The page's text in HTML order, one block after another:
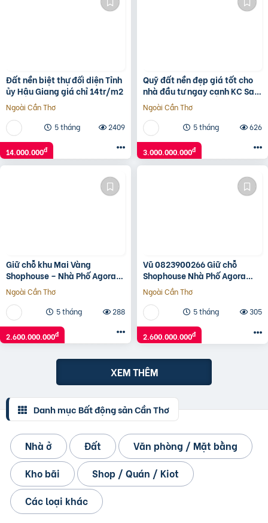
Đất nền biệt thự đối diện Tỉnh
ủy Hậu Giang giá chỉ 14tr/m2
Ngoài Cần Thơ
5 tháng
2409
14.000.000đ
Quỹ đất nền đẹp giá tốt cho
nhà đầu tư ngay cạnh KC Sam
Sung. Tiềm năng sinh lời vượt
trội.
Ngoài Cần Thơ
5 tháng
626
3.000.000.000đ
Giữ chỗ khu Mai Vàng
Shophouse – Nhà Phố Agora
City 6×18, ngay TT Hành
Chính hiện hữu: 0938230002
Ngoài Cần Thơ
5 tháng
288
2.600.000.000đ
Vũ 0823900266 Giữ chỗ
Shophouse Nhà Phố Agora
City 6×18, khu mới TT Hành
Chính hiện hữu: 2.6 Tỷ (V)
Ngoài Cần Thơ
5 tháng
305
2.600.000.000đ
XEM THÊM
Danh mục Bất động sản Cần Thơ
Nhà ở Đất
Văn phòng / Mặt bằng
Kho bãi
Shop / Quán / Kiot
Các loại khác